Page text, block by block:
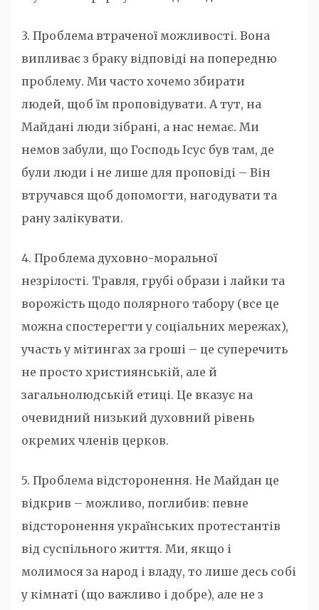
3. Проблема втраченої можливості. Вона
випливає з браку відповіді на попередню
проблему. Ми часто хочемо збирати
людей, щоб їм проповідувати. А тут, на
Майдані люди зібрані, а нас немає. Ми
немов забули, що Господь Ісус був там, де
були люди і не лише для проповіді – Він
втручався щоб допомогти, нагодувати та
рану залікувати.
4. Проблема духовно-моральної
незрілості. Травля, грубі образи і лайки та
ворожість щодо полярного табору (все це
можна спостерегти у соціальних мережах),
участь у мітингах за гроші – це суперечить
не просто християнській, але й
загальнолюдській етиці. Це вказує на
очевидний низький духовний рівень
окремих членів церков.
5. Проблема відсторонення. Не Майдан це
відкрив – можливо, поглибив: певне
відсторонення українських протестантів
від суспільного життя. Ми, якщо і
молимося за народ і владу, то лише десь собі
у кімнаті (що важливо і добре), але не з